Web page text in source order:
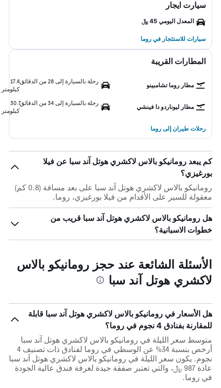
سيارت ايجار
المعدل اليومي 45 ﷼
سيارات للاستئجار في روما
المطارات القريبة
مطار روما تشامبينو
رحلة بالسيارة إلى 28 من الدقائق
17.4
كيلومتر
مطار ليوناردو دا فينشي
رحلة بالسيارة إلى 34 من الدقائق
30.7
كيلومتر
رحلات طيران إلى روما
كم يبعد رومانيكو بالاس لاكشري هوتل آند سبا عن فيلا
بورغيزي؟
رومانيكو بالاس لاكشري هوتل آند سبا على بعد مسافة (0.8 كم)
معقولة للسير على الأقدام من فيلا بورغيزي، روما.
هل رومانيكو بالاس لاكشري هوتل آند سبا قريب من
خطوات الاسبانية؟
الأسئلة الشائعة عند حجز رومانيكو بالاس
لاكشري هوتل آند سبا
هل الأسعار في رومانيكو بالاس لاكشري هوتل آند سبا قابلة
للمقارنة بفنادق 4 نجوم في روما؟
متوسط سعر الليلة في رومانيكو بالاس لاكشري هوتل آند سبا
أرخص بنسبة 34% عن الوسطي في روما لفنادق ذات تصنيف 4
نجوم. يكون سعر الليلة في رومانيكو بالاس لاكشري هوتل آند سبا
عادة 987 ﷼، والتي تعتبر صفقة جيدة لغرفة فندق عالية الجودة
في روما.